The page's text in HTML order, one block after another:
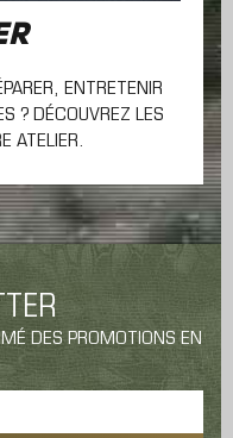
ENTRETENIR
? DÉCOUVREZ LES
ATELIER.
DES PROMOTIONS EN